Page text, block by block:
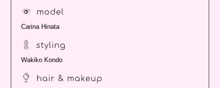
model
Carina Hinata
styling
Wakiko Kondo
hair & makeup